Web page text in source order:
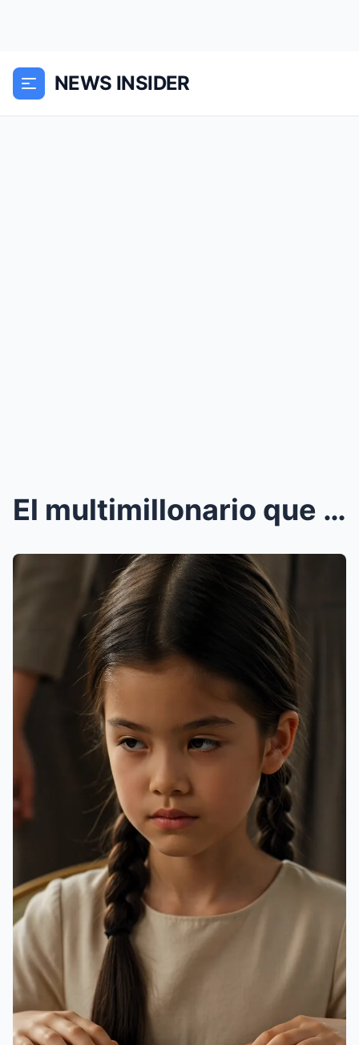
NEWS INSIDER
El multimillonario que se burló de una niña pobre ...